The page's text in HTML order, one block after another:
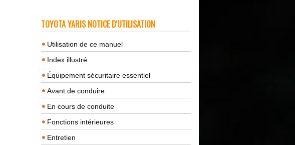
TOYOTA YARIS NOTICE D'UTILISATION
Utilisation de ce manuel
Index illustré
Équipement sécuritaire essentiel
Avant de conduire
En cours de conduite
Fonctions intérieures
Entretien